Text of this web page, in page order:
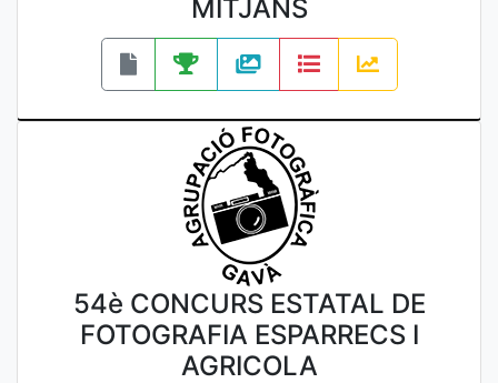
MITJANS
54è CONCURS ESTATAL DE
FOTOGRAFIA ESPARRECS I
AGRICOLA